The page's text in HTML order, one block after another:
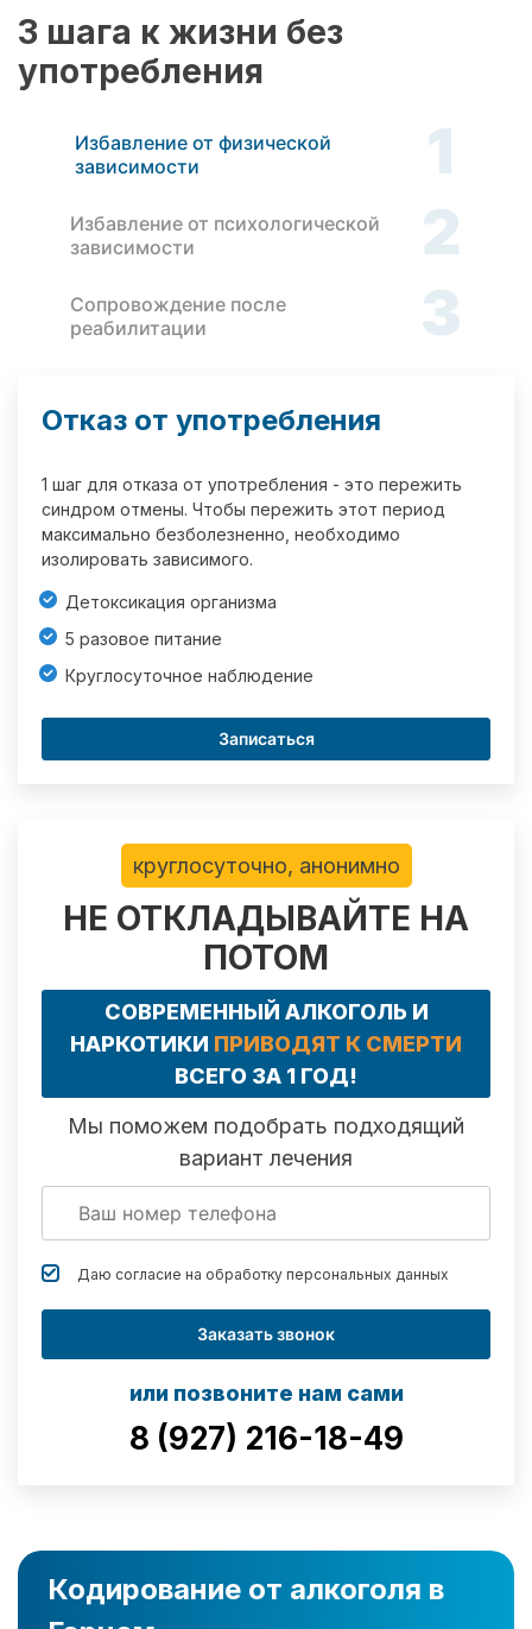
3 шага к жизни без
употребления
Избавление от физической
зависимости
1
Избавление от психологической
зависимости
2
Сопровождение после
реабилитации
3
Отказ от употребления
1 шаг для отказа от употребления - это пережить
синдром отмены. Чтобы пережить этот период
максимально безболезненно, необходимо
изолировать зависимого.
Детоксикация организма
5 разовое питание
Круглосуточное наблюдение
Записаться
круглосуточно, анонимно
НЕ ОТКЛАДЫВАЙТЕ НА
ПОТОМ
СОВРЕМЕННЫЙ АЛКОГОЛЬ И
НАРКОТИКИ ПРИВОДЯТ К СМЕРТИ
ВСЕГО ЗА 1 ГОД!
Мы поможем подобрать подходящий
вариант лечения
Даю согласие на обработку персональных данных
Заказать звонок
или позвоните нам сами
8 (927) 216-18-49
Кодирование от алкоголя в